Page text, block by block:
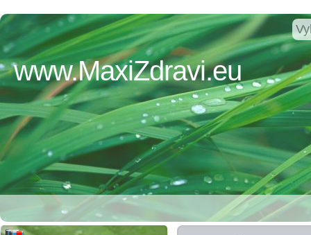
www.MaxiZdravi.eu